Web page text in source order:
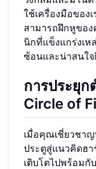
ใช้เครื่องมือของเ
สามารถฝึกหูขอ
นิกที่แข็งแกร่งเ
ซ้อนและน่าสนใ
การประยุก
Circle of
เมื่อคุณเชี่ยวชา
ประตูสู่แนวคิดฮ
เติบโตไปพร้อมกั